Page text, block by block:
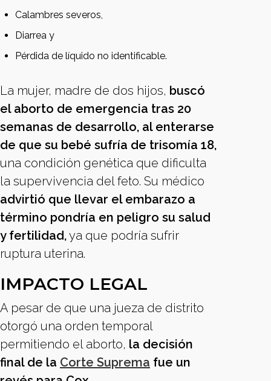
Calambres severos,
Diarrea y
Pérdida de líquido no identificable.
La mujer, madre de dos hijos, buscó
el aborto de emergencia tras 20
semanas de desarrollo, al enterarse
de que su bebé sufría de trisomía 18,
una condición genética que dificulta
la supervivencia del feto. Su médico
advirtió que llevar el embarazo a
término pondría en peligro su salud
y fertilidad,ya que podría sufrir
ruptura uterina.
IMPACTO LEGAL
A pesar de que una jueza de distrito
otorgó una orden temporal
permitiendo el aborto, la decisión
final de la Corte Suprema fue un